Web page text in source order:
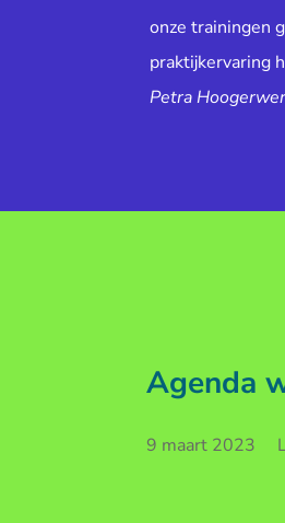
onze trainingen
praktijkervaring
Petra
Agenda
9 maart 2023